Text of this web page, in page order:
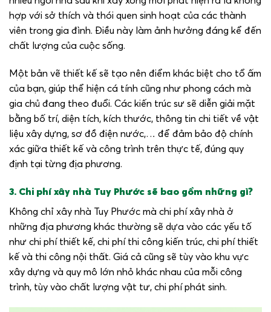
hợp với sở thích và thói quen sinh hoạt của các thành
viên trong gia đình. Điều này làm ảnh hưởng đáng kể đến
chất lượng của cuộc sống.
Một bản vẽ thiết kế sẽ tạo nên điểm khác biệt cho tổ ấm
của bạn, giúp thể hiện cá tính cũng như phong cách mà
gia chủ đang theo đuổi. Các kiến trúc sư sẽ diễn giải mặt
bằng bố trí, diện tích, kích thước, thông tin chi tiết về vật
liệu xây dựng, sơ đồ điện nước,… để đảm bảo độ chính
xác giữa thiết kế và công trình trên thực tế, đúng quy
định tại từng địa phương.
3. Chi phí xây nhà Tuy Phước sẽ bao gồm những gì?
Không chỉ xây nhà Tuy Phước mà chi phí xây nhà ở
những địa phương khác thường sẽ dựa vào các yếu tố
như chi phí thiết kế, chi phí thi công kiến trúc, chi phí thiết
kế và thi công nội thất. Giá cả cũng sẽ tùy vào khu vực
xây dựng và quy mô lớn nhỏ khác nhau của mỗi công
trình, tùy vào chất lượng vật tư, chi phí phát sinh.